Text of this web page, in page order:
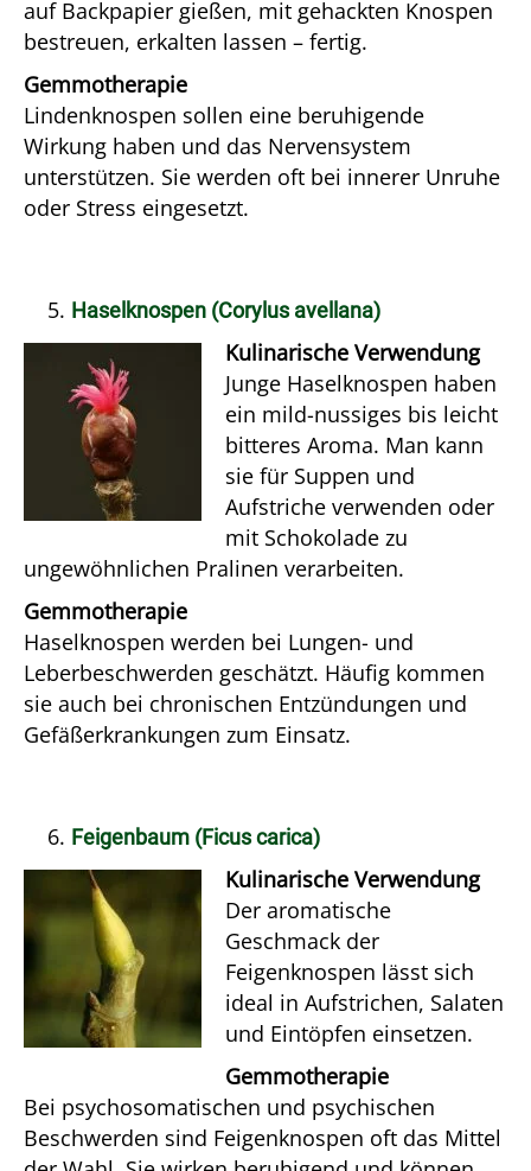
auf Backpapier gießen, mit gehackten Knospen
bestreuen, erkalten lassen – fertig.
Gemmotherapie
Lindenknospen sollen eine beruhigende
Wirkung haben und das Nervensystem
unterstützen. Sie werden oft bei innerer Unruhe
oder Stress eingesetzt.
Haselknospen (Corylus avellana)
Kulinarische Verwendung
Junge Haselknospen haben
ein mild-nussiges bis leicht
bitteres Aroma. Man kann
sie für Suppen und
Aufstriche verwenden oder
mit Schokolade zu
ungewöhnlichen Pralinen verarbeiten.
Gemmotherapie
Haselknospen werden bei Lungen- und
Leberbeschwerden geschätzt. Häufig kommen
sie auch bei chronischen Entzündungen und
Gefäßerkrankungen zum Einsatz.
Feigenbaum (Ficus carica)
Kulinarische Verwendung
Der aromatische
Geschmack der
Feigenknospen lässt sich
ideal in Aufstrichen, Salaten
und Eintöpfen einsetzen.
Gemmotherapie
Bei psychosomatischen und psychischen
Beschwerden sind Feigenknospen oft das Mittel